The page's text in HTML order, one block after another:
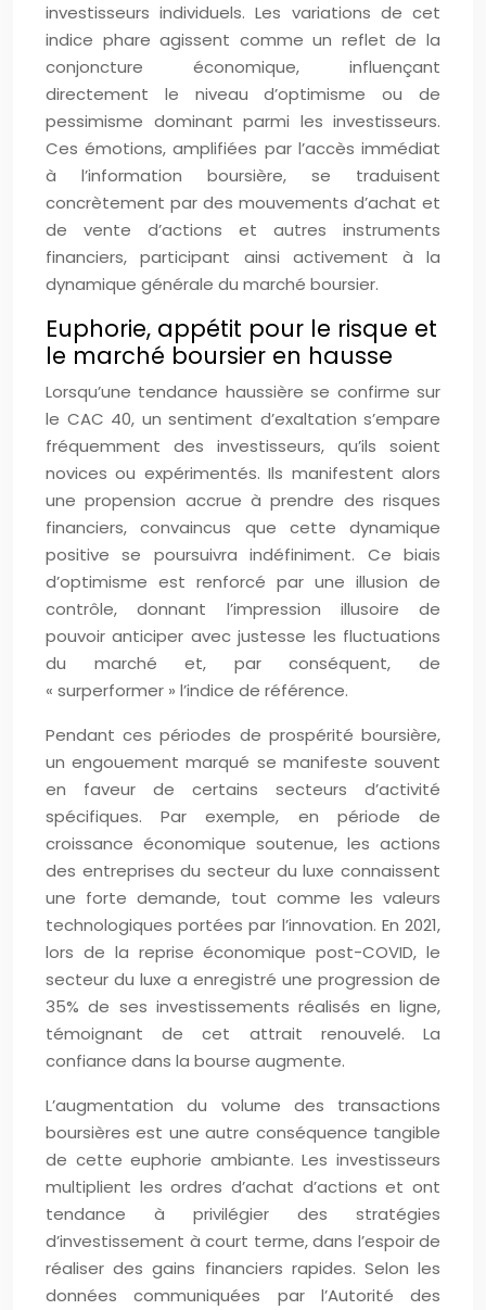
investisseurs individuels. Les variations de cet
indice phare agissent comme un reflet de la
conjoncture économique, influençant
directement le niveau d’optimisme ou de
pessimisme dominant parmi les investisseurs.
Ces émotions, amplifiées par l’accès immédiat
à l’information boursière, se traduisent
concrètement par des mouvements d’achat et
de vente d’actions et autres instruments
financiers, participant ainsi activement à la
dynamique générale du marché boursier.
Euphorie, appétit pour le risque et
le marché boursier en hausse
Lorsqu’une tendance haussière se confirme sur
le CAC 40, un sentiment d’exaltation s’empare
fréquemment des investisseurs, qu’ils soient
novices ou expérimentés. Ils manifestent alors
une propension accrue à prendre des risques
financiers, convaincus que cette dynamique
positive se poursuivra indéfiniment. Ce biais
d’optimisme est renforcé par une illusion de
contrôle, donnant l’impression illusoire de
pouvoir anticiper avec justesse les fluctuations
du marché et, par conséquent, de
« surperformer » l’indice de référence.
Pendant ces périodes de prospérité boursière,
un engouement marqué se manifeste souvent
en faveur de certains secteurs d’activité
spécifiques. Par exemple, en période de
croissance économique soutenue, les actions
des entreprises du secteur du luxe connaissent
une forte demande, tout comme les valeurs
technologiques portées par l’innovation. En 2021,
lors de la reprise économique post-COVID, le
secteur du luxe a enregistré une progression de
35% de ses investissements réalisés en ligne,
témoignant de cet attrait renouvelé. La
confiance dans la bourse augmente.
L’augmentation du volume des transactions
boursières est une autre conséquence tangible
de cette euphorie ambiante. Les investisseurs
multiplient les ordres d’achat d’actions et ont
tendance à privilégier des stratégies
d’investissement à court terme, dans l’espoir de
réaliser des gains financiers rapides. Selon les
données communiquées par l’Autorité des